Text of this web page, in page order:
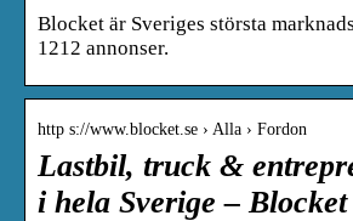
Blocket är Sveriges största
1212 annonser.
http s://www.blocket.se › Alla › Fordon
Lastbil, truck &
i hela Sverige – Blocket